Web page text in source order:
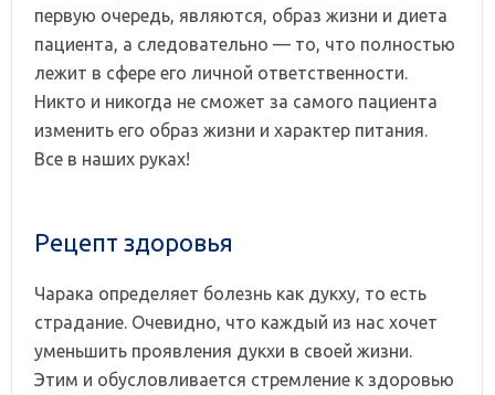
первую очередь, являются, образ жизни и диета
пациента, а следовательно — то, что полностью
лежит в сфере его личной ответственности.
Никто и никогда не сможет за самого пациента
изменить его образ жизни и характер питания.
Все в наших руках!
Рецепт здоровья
Чарака определяет болезнь как дукху, то есть
страдание. Очевидно, что каждый из нас хочет
уменьшить проявления дукхи в своей жизни.
Этим и обусловливается стремление к здоровью